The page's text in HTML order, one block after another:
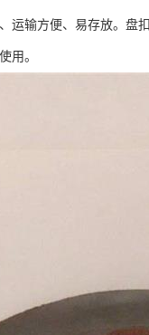
运输方便、易存放。
用。